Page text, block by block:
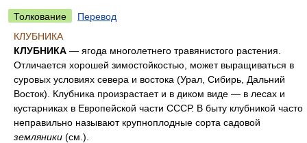
Толкование
Перевод
КЛУБНИКА
КЛУБНИКА — ягода многолетнего травянистого растения.
Отличается хорошей зимостойкостью, может выращиваться в
суровых условиях севера и востока (Урал, Сибирь, Дальний
Восток). Клубника произрастает и в диком виде — в лесах и
кустарниках в Европейской части СССР. В быту клубникой часто
неправильно называют крупноплодные сорта садовой
земляники (см.).